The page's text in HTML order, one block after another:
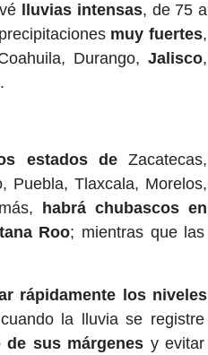
lluvias intensas, de 75 a
muy fuertes,
Durango,Jalisco,
estados deZacatecas,
Puebla, Tlaxcala, Morelos,
habrá chubascos en
Roo; mientras que las
rápidamente los niveles
cuando la lluvia se registre
de sus márgenes y evitar